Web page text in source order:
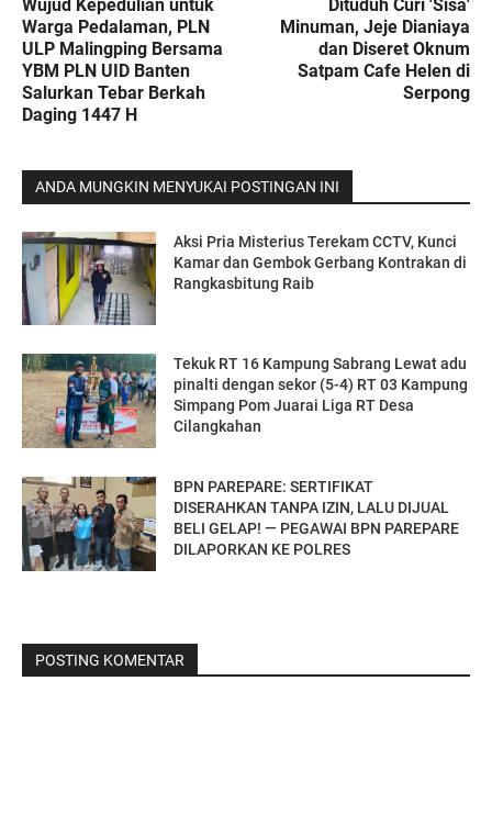
Wujud Kepedulian untuk
Warga Pedalaman, PLN
ULP Malingping Bersama
YBM PLN UID Banten
Salurkan Tebar Berkah
Daging 1447 H
Dituduh Curi 'Sisa'
Minuman, Jeje Dianiaya
dan Diseret Oknum
Satpam Cafe Helen di
Serpong
ANDA MUNGKIN MENYUKAI POSTINGAN INI
Aksi Pria Misterius Terekam CCTV, Kunci
Kamar dan Gembok Gerbang Kontrakan di
Rangkasbitung Raib ‎
Tekuk RT 16 Kampung Sabrang Lewat adu
pinalti dengan sekor (5-4) RT 03 Kampung
Simpang Pom Juarai Liga RT Desa
Cilangkahan
BPN PAREPARE: SERTIFIKAT
DISERAHKAN TANPA IZIN, LALU DIJUAL
BELI GELAP! — PEGAWAI BPN PAREPARE
DILAPORKAN KE POLRES
POSTING KOMENTAR